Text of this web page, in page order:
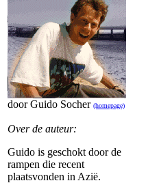
door Guido Socher (homepage)
Over de auteur:
Guido is geschokt door de
rampen die recent
plaatsvonden in Azië.